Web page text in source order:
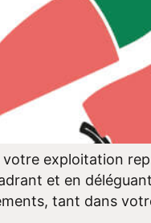
votre exploitation
et en
tant dans